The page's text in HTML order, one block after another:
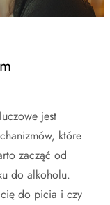
jest
które
zacząć od
do alkoholu.
cię do picia i czy